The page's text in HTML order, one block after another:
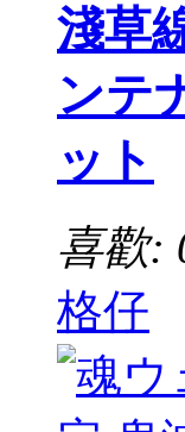
淺草
ンテ
ット
喜歡:
格仔